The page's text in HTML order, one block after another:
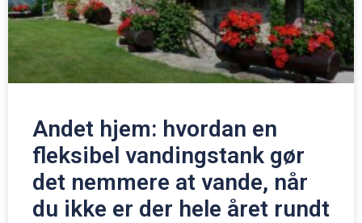
Andet hjem: hvordan en
fleksibel vandingstank gør
det nemmere at vande, når
du ikke er der hele året rundt